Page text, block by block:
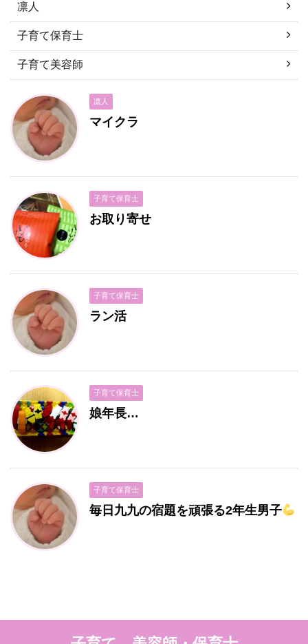
凛人
子育て保育士
子育て美容師
凛人
マイクラ
子育て保育士
お取り寄せ
子育て保育士
ラン活
子育て保育士
娘年長…
子育て保育士
毎日九九の宿題を頑張る2年生男子